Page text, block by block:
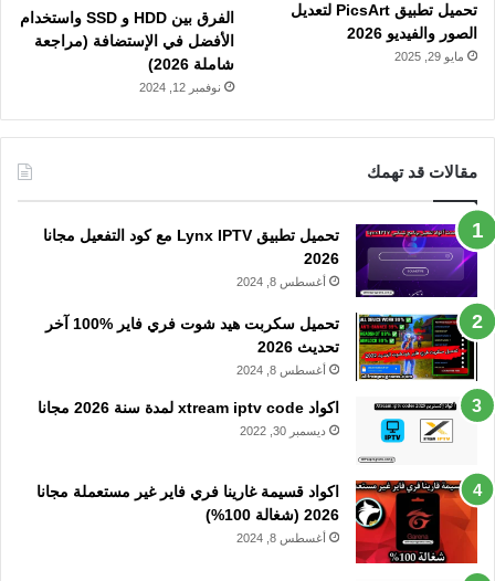
تحميل تطبيق PicsArt لتعديل
الصور والفيديو 2026
مايو 29, 2025
الفرق بين HDD و SSD واستخدام
الأفضل في الإستضافة (مراجعة
شاملة 2026)
نوفمبر 12, 2024
مقالات قد تهمك
تحميل تطبيق Lynx IPTV مع كود التفعيل مجانا
2026
أغسطس 8, 2024
تحميل سكربت هيد شوت فري فاير %100 آخر
تحديث 2026
أغسطس 8, 2024
اكواد xtream iptv code لمدة سنة 2026 مجانا
ديسمبر 30, 2022
اكواد قسيمة غارينا فري فاير غير مستعملة مجانا
2026 (شغالة 100%)
أغسطس 8, 2024